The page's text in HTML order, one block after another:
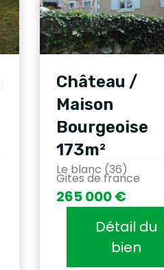
Château /
Maison
Bourgeoise
173m²
Le blanc (36)
265 000 €
Gites de france
Détail du
bien